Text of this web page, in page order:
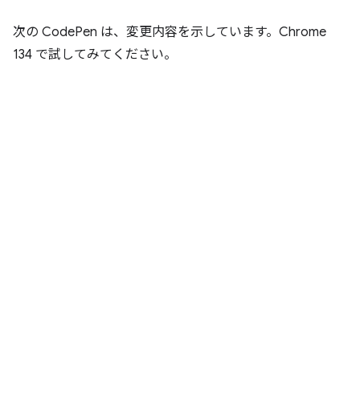
次の CodePen は、変更内容を示しています。Chrome
134 で試してみてください。